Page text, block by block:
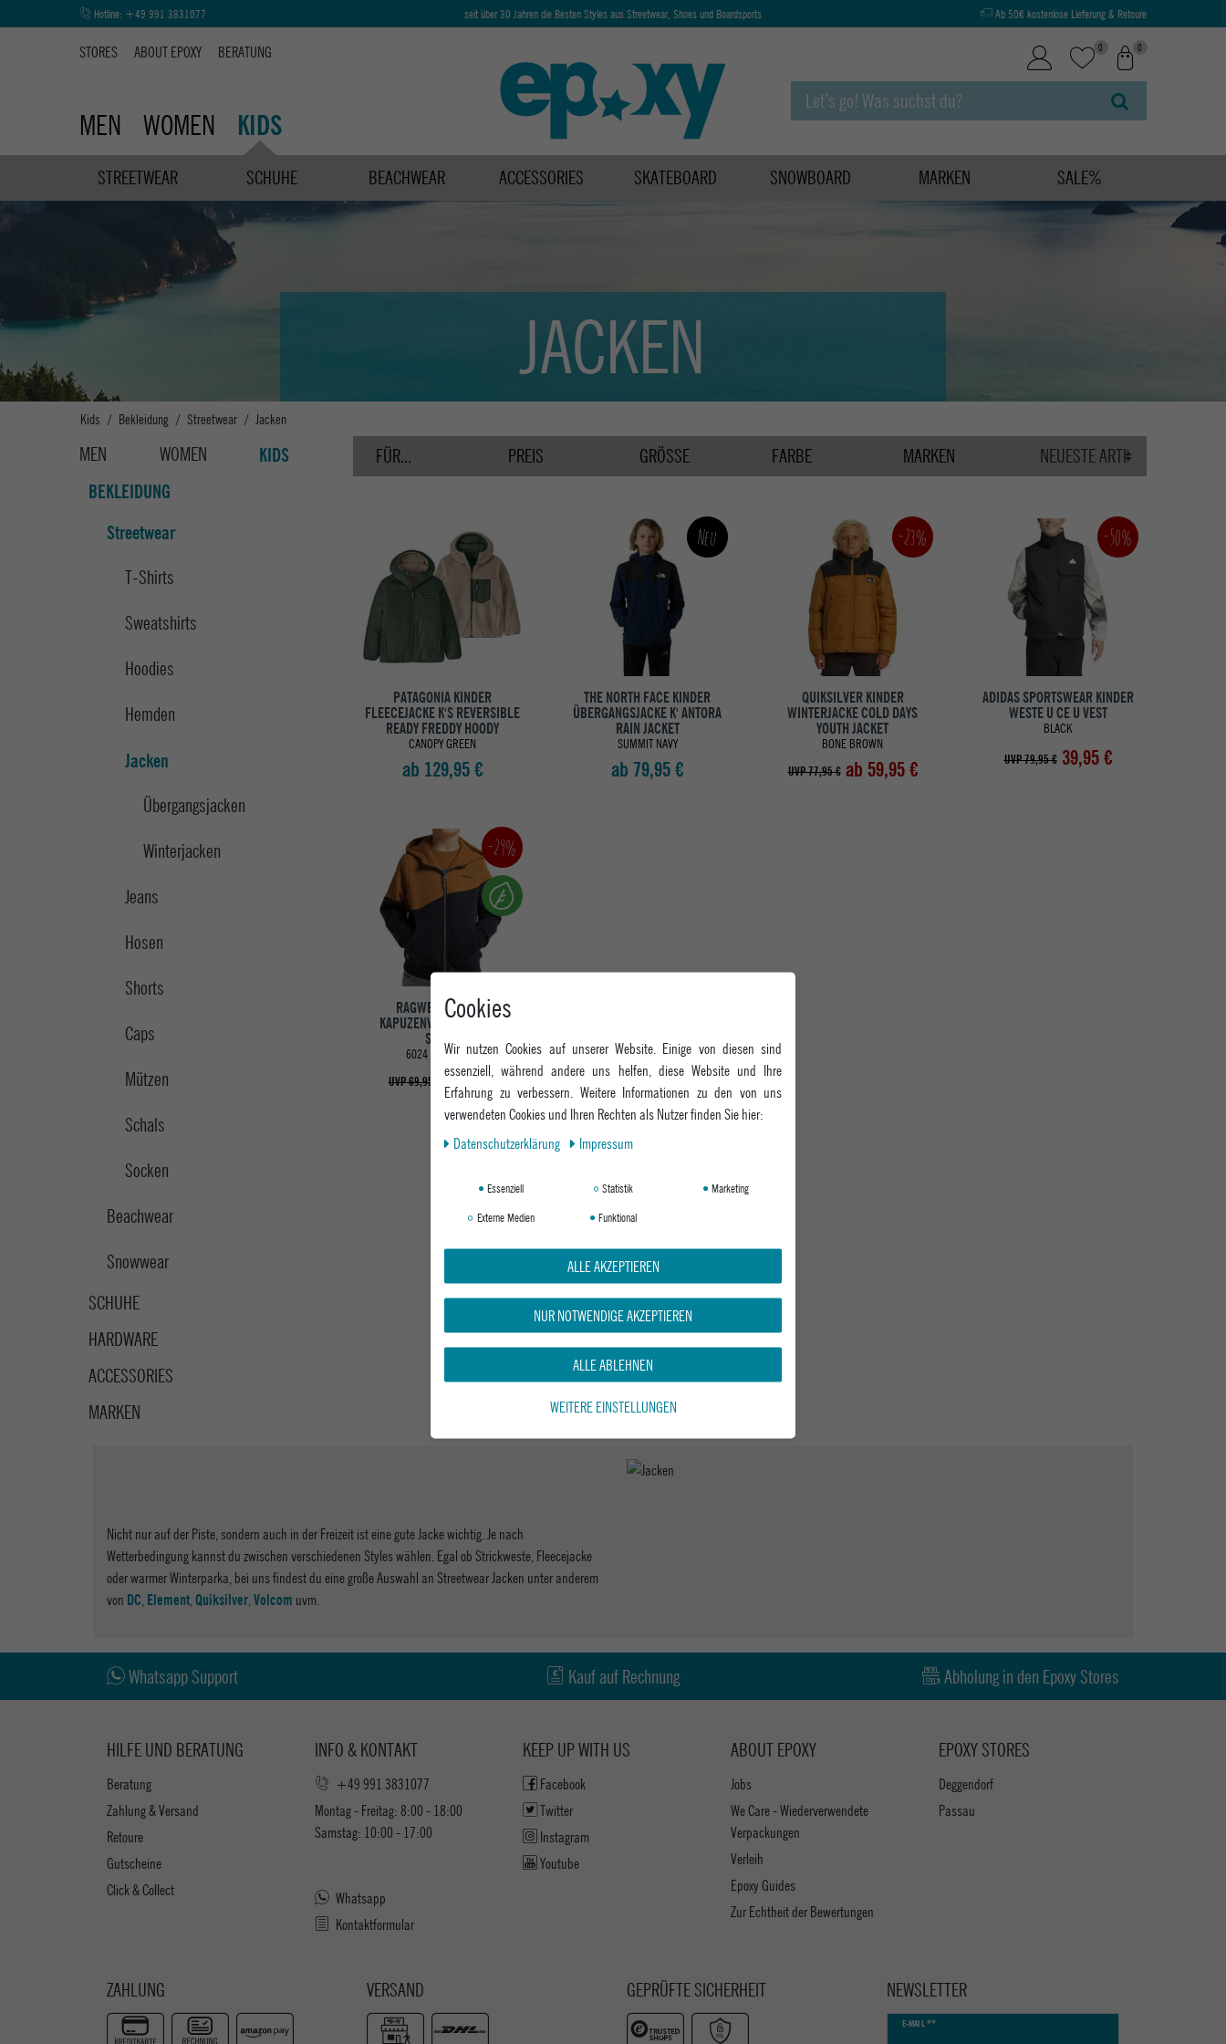
Hotline: +49 991 3831077 seit über 30 Jahren die Besten Styles aus Streetwear, Shoes und Boardsports Ab 50€ kostenlose Lieferung & Retoure
STORES ABOUT EPOXY BERATUNG
MEN WOMEN KIDS
0 0
STREETWEAR SCHUHE BEACHWEAR ACCESSORIES SKATEBOARD SNOWBOARD MARKEN SALE%
JACKEN
Kids Bekleidung Streetwear Jacken
MEN WOMEN
KIDS
BEKLEIDUNG
Streetwear
T-Shirts
Sweatshirts
Hoodies
Hemden
Jacken
Übergangsjacken
Winterjacken
Jeans
Hosen
Shorts
Caps
Mützen
Schals
Socken
Beachwear
Snowwear
SCHUHE
HARDWARE
ACCESSORIES
MARKEN
FÜR... PREIS GRÖSSE FARBE MARKEN
PATAGONIA KINDER
FLEECEJACKE K'S REVERSIBLE
READY FREDDY HOODY
CANOPY GREEN
ab 129,95 €
Neu
THE NORTH FACE KINDER
ÜBERGANGSJACKE K' ANTORA
RAIN JACKET
SUMMIT NAVY
ab 79,95 €
-23%
QUIKSILVER KINDER
WINTERJACKE COLD DAYS
YOUTH JACKET
BONE BROWN
UVP 77,95 € ab 59,95 €
-50%
ADIDAS SPORTSWEAR KINDER
WESTE U CE U VEST
BLACK
UVP 79,95 € 39,95 €
-29%
RAGWEAR KINDER
KAPUZENWESTE JOWELL
SWEAT
6024 CINNAMON
UVP 69,95 € 49,95 €
Nicht nur auf der Piste, sondern auch in der Freizeit ist eine gute Jacke wichtig. Je nach
Wetterbedingung kannst du zwischen verschiedenen Styles wählen. Egal ob Strickweste, Fleecejacke
oder warmer Winterparka, bei uns findest du eine große Auswahl an Streetwear Jacken unter anderem
von DC,Element,Quiksilver,Volcom uvm.
Whatsapp Support Kauf auf Rechnung Abholung in den Epoxy Stores
HILFE UND BERATUNG
Beratung
Zahlung & Versand
Retoure
Gutscheine
Click & Collect
INFO & KONTAKT
+49 991 3831077
Montag - Freitag: 8:00 - 18:00
Samstag: 10:00 - 17:00
Whatsapp
Kontaktformular
ABOUT EPOXY
Jobs
We Care - Wiederverwendete
Verpackungen
Verleih
Epoxy Guides
Zur Echtheit der Bewertungen
EPOXY STORES
Deggendorf
Passau
KEEP UP WITH US
Facebook
Twitter
Instagram
Youtube
ZAHLUNG VERSAND GEPRÜFTE SICHERHEIT NEWSLETTER
E-MAIL **
Newsletter
Cookies
Wir nutzen Cookies auf unserer Website. Einige von diesen sind
essenziell, während andere uns helfen, diese Website und Ihre
Erfahrung zu verbessern. Weitere Informationen zu den von uns
verwendeten Cookies und Ihren Rechten als Nutzer finden Sie hier:
Daten­schutz­erklärung
Impressum
Essenziell Statistik
Marketing
Externe Medien
Funktional
ALLE AKZEPTIEREN
NUR NOTWENDIGE AKZEPTIEREN
ALLE ABLEHNEN
WEITERE EINSTELLUNGEN